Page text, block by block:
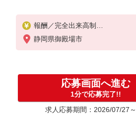
報酬／完全出来高制
◎扶養の範囲内OK
◎希望収入・働ける時間等、お
※収入例［1］・・・9：00〜
※収入例［2］・・・9：00〜
静岡県御殿場市
応募画面へ進む
1分で応募完了!!
求人応募期間：2026/07/27